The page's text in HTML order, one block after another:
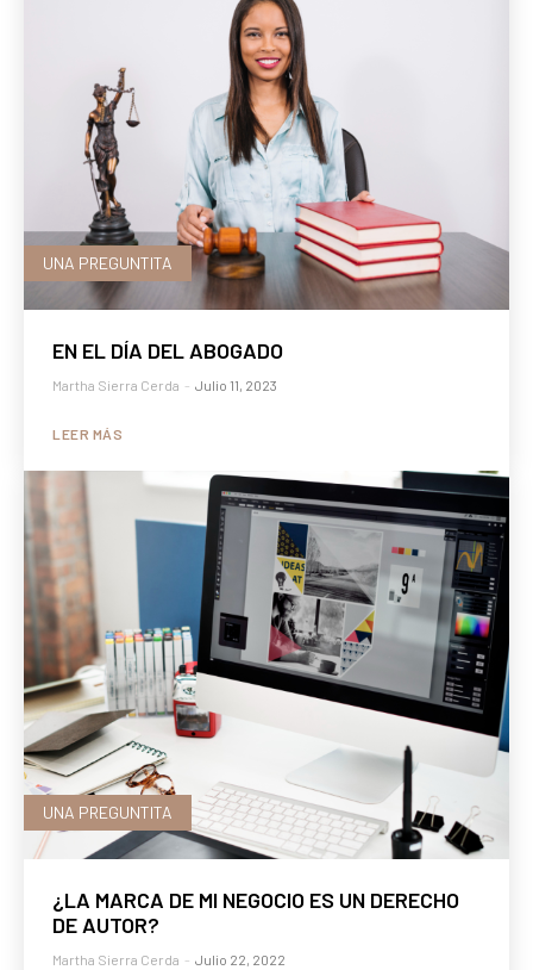
UNA PREGUNTITA
EN EL DÍA DEL ABOGADO
Martha Sierra Cerda - Julio 11, 2023
LEER MÁS
UNA PREGUNTITA
¿LA MARCA DE MI NEGOCIO ES UN DERECHO
DE AUTOR?
Martha Sierra Cerda - Julio 22, 2022